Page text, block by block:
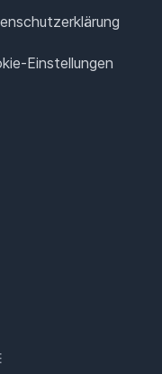
Einstellungen